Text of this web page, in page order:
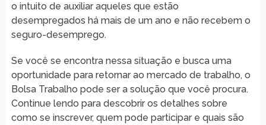
o intuito de auxiliar aqueles que estão
desempregados há mais de um ano e não recebem o
seguro-desemprego.
Se você se encontra nessa situação e busca uma
oportunidade para retornar ao mercado de trabalho, o
Bolsa Trabalho pode ser a solução que você procura.
Continue lendo para descobrir os detalhes sobre
como se inscrever, quem pode participar e quais são